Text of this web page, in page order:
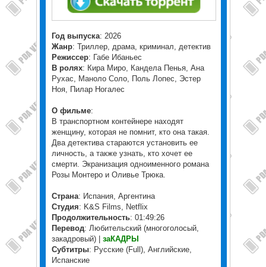
Год выпуска: 2026
Жанр: Триллер, драма, криминал, детектив
Режиссер: Габе Ибаньес
В ролях: Кира Миро, Кандела Пенья, Ана
Рухас, Маноло Соло, Поль Лопес, Эстер
Ноя, Пилар Ногалес
О фильме:
В транспортном контейнере находят
женщину, которая не помнит, кто она такая.
Два детектива стараются установить ее
личность, а также узнать, кто хочет ее
смерти. Экранизация одноименного романа
Розы Монтеро и Оливье Трюка.
Страна: Испания, Аргентина
Студия: K&S Films, Netflix
Продолжительность: 01:49:26
Перевод: Любительский (многоголосый,
закадровый) | заКАДРЫ
Субтитры: Русские (Full), Английские,
Испанские